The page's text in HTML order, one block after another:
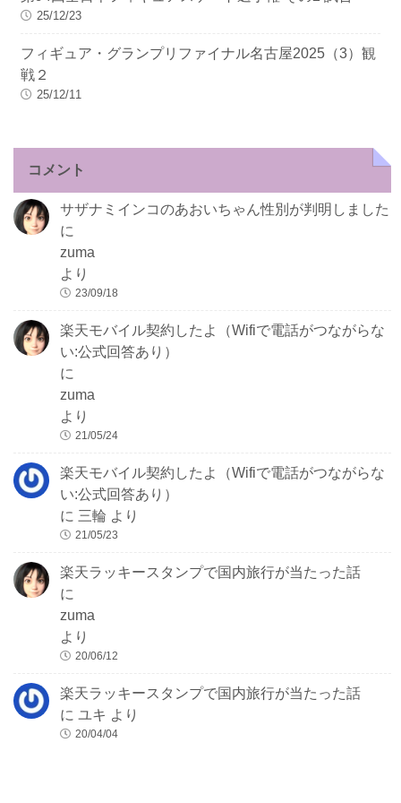
25/12/23
フィギュア・グランプリファイナル名古屋2025（3）観
戦２
25/12/11
コメント
サザナミインコのあおいちゃん性別が判明しました
に
zuma
より
23/09/18
楽天モバイル契約したよ（Wifiで電話がつながらな
い:公式回答あり）
に
zuma
より
21/05/24
楽天モバイル契約したよ（Wifiで電話がつながらな
い:公式回答あり）
に 三輪 より
21/05/23
楽天ラッキースタンプで国内旅行が当たった話
に
zuma
より
20/06/12
楽天ラッキースタンプで国内旅行が当たった話
にユキ より
20/04/04